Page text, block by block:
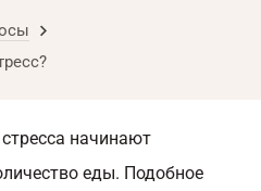
начинают
еды. Подобное